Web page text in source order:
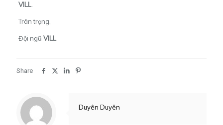
VILL.
Trân trọng,
Đội ngũ VILL.
Share
Duyên Duyên